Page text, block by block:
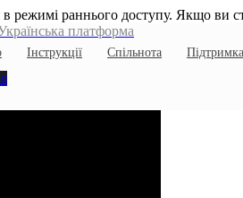
в режимі раннього доступу. Якщо ви
платформа
Інструкції Спільнота
Підтримка